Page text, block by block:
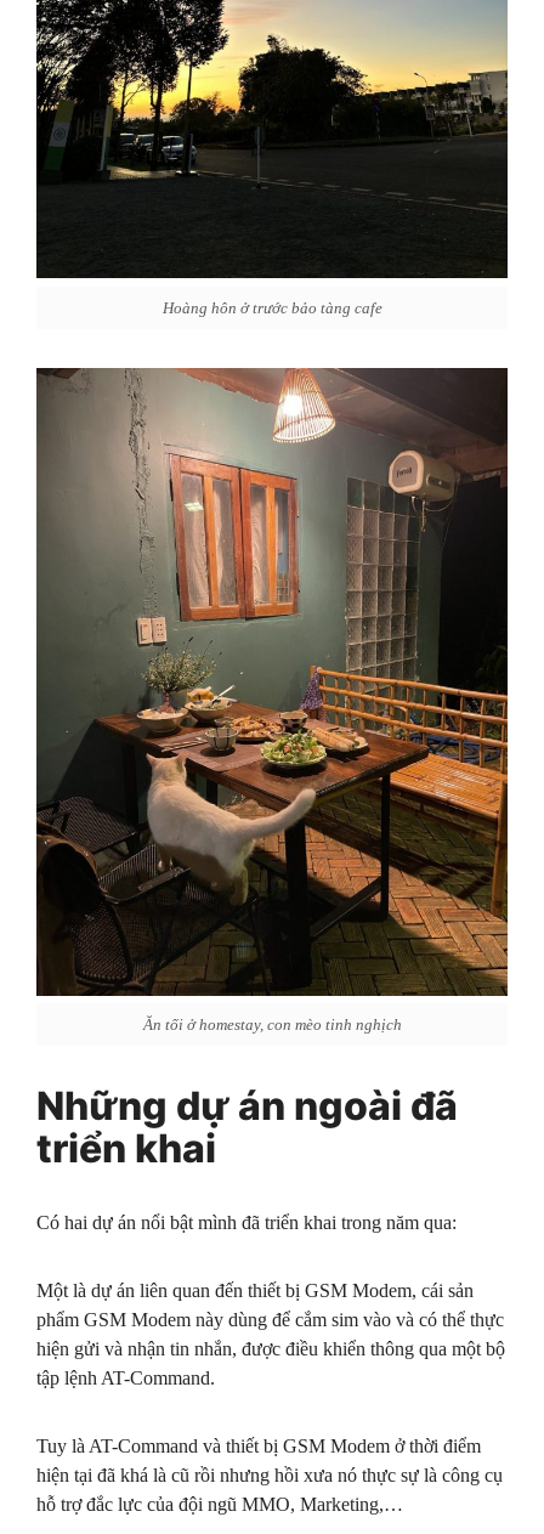
Hoàng hôn ở trước bảo tàng cafe
Ăn tối ở homestay, con mèo tinh nghịch
Những dự án ngoài đã
triển khai
Có hai dự án nổi bật mình đã triển khai trong năm qua:
Một là dự án liên quan đến thiết bị GSM Modem, cái sản
phẩm GSM Modem này dùng để cắm sim vào và có thể thực
hiện gửi và nhận tin nhắn, được điều khiển thông qua một bộ
tập lệnh AT-Command.
Tuy là AT-Command và thiết bị GSM Modem ở thời điểm
hiện tại đã khá là cũ rồi nhưng hồi xưa nó thực sự là công cụ
hỗ trợ đắc lực của đội ngũ MMO, Marketing,…